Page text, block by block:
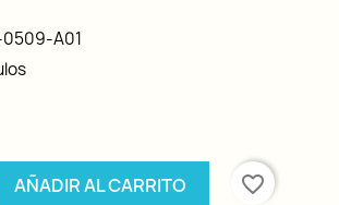
A01
AÑADIR AL CARRITO
favorite_border